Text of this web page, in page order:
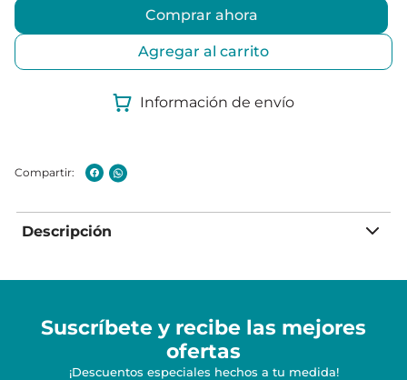
Comprar ahora
Agregar al carrito
Información de envío
Descripción
Suscríbete y recibe las mejores
ofertas
¡Descuentos especiales hechos a tu medida!